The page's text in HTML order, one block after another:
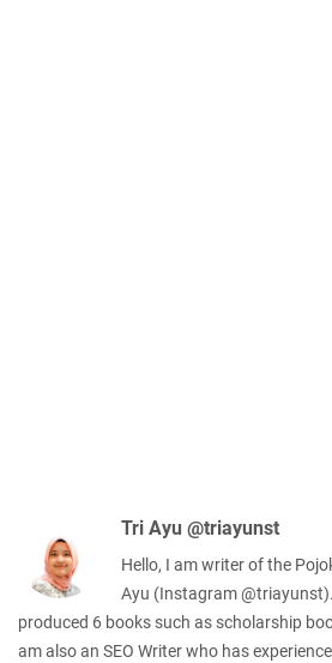
Tri Ayu @triayunst
Hello, I am writer of the
Ayu (Instagram
produced 6 books such as scholarship
am also an SEO Writer who has